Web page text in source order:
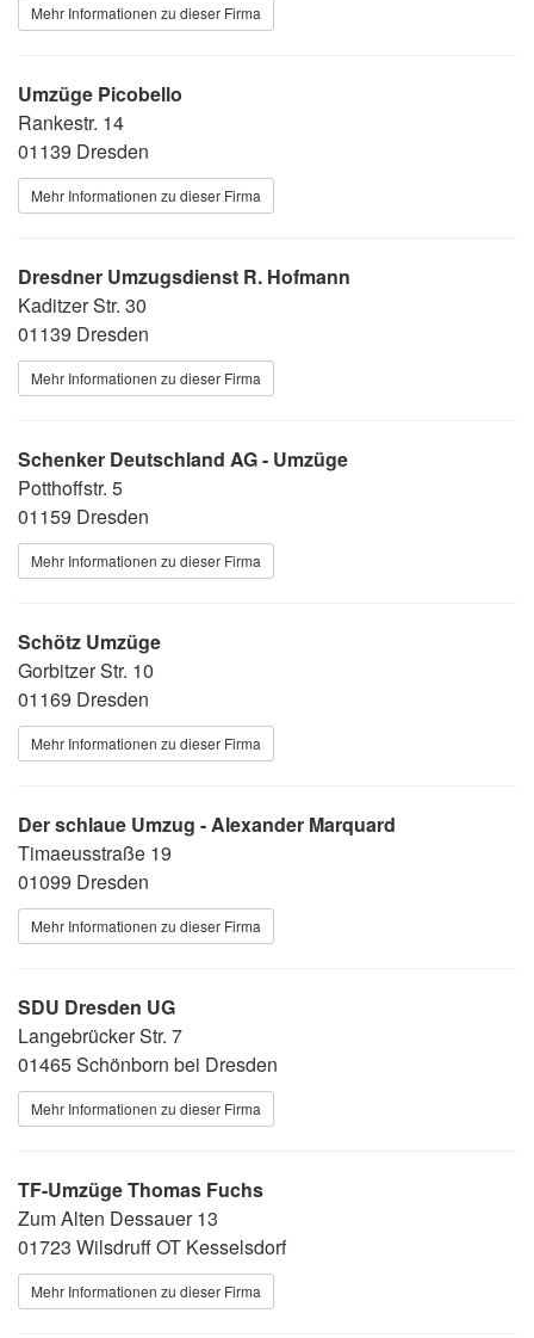
Mehr Informationen zu dieser Firma
Umzüge Picobello
Rankestr. 14
01139 Dresden
Mehr Informationen zu dieser Firma
Dresdner Umzugsdienst R. Hofmann
Kaditzer Str. 30
01139 Dresden
Mehr Informationen zu dieser Firma
Schenker Deutschland AG - Umzüge
Potthoffstr. 5
01159 Dresden
Mehr Informationen zu dieser Firma
Schötz Umzüge
Gorbitzer Str. 10
01169 Dresden
Mehr Informationen zu dieser Firma
Der schlaue Umzug - Alexander Marquard
Timaeusstraße 19
01099 Dresden
Mehr Informationen zu dieser Firma
SDU Dresden UG
Langebrücker Str. 7
01465 Schönborn bei Dresden
Mehr Informationen zu dieser Firma
TF-Umzüge Thomas Fuchs
Zum Alten Dessauer 13
01723 Wilsdruff OT Kesselsdorf
Mehr Informationen zu dieser Firma